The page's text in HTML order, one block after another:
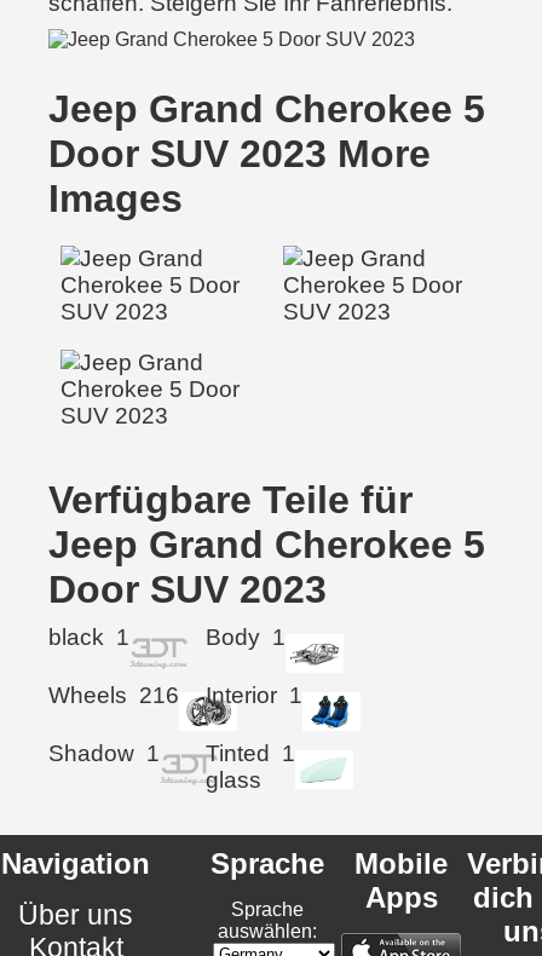
Jeep Grand Cherokee 5
Door SUV 2023 More
Images
Verfügbare Teile für
Jeep Grand Cherokee 5
Door SUV 2023
black 1 Body 1
Wheels 216 Interior 1
Shadow 1
Tinted
glass
1
Navigation
Über uns
Kontakt
Sprache
Sprache
auswählen:
Mobile
Apps
dich